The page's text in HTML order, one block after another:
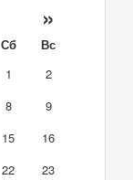
»
Сб
Вс
1
2
8
9
15
16
22
23